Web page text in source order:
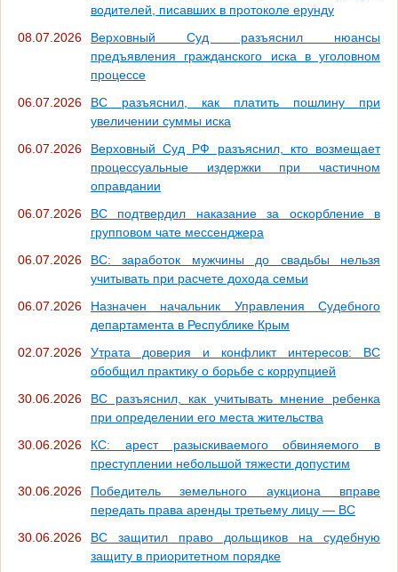
водителей, писавших в протоколе ерунду
08.07.2026
Верховный Суд разъяснил нюансы
предъявления гражданского иска в уголовном
процессе
06.07.2026
ВС разъяснил, как платить пошлину при
увеличении суммы иска
06.07.2026
Верховный Суд РФ разъяснил, кто возмещает
процессуальные издержки при частичном
оправдании
06.07.2026
ВС подтвердил наказание за оскорбление в
групповом чате мессенджера
06.07.2026
ВС: заработок мужчины до свадьбы нельзя
учитывать при расчете дохода семьи
06.07.2026
Назначен начальник Управления Судебного
департамента в Республике Крым
02.07.2026
Утрата доверия и конфликт интересов: ВС
обобщил практику о борьбе с коррупцией
30.06.2026
ВС разъяснил, как учитывать мнение ребенка
при определении его места жительства
30.06.2026
КС: арест разыскиваемого обвиняемого в
преступлении небольшой тяжести допустим
30.06.2026
Победитель земельного аукциона вправе
передать права аренды третьему лицу — ВС
30.06.2026
ВС защитил право дольщиков на судебную
защиту в приоритетном порядке